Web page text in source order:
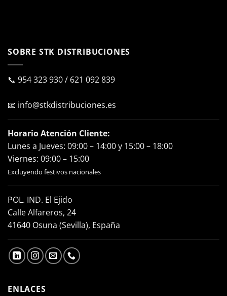
SOBRE STK DISTRIBUCIONES
📞 954 323 930/ 621 092 839
📧 info@stkdistribuciones.es
Horario Atención Cliente:
Lunes a Jueves: 09:00 – 14:00 y 15:00 – 18:00
Viernes: 09:00 – 15:00
Excluyendo festivos nacionales
POL. IND. El Ejido
Calle Alfareros, 24
41640 Osuna (Sevilla), España
ENLACES